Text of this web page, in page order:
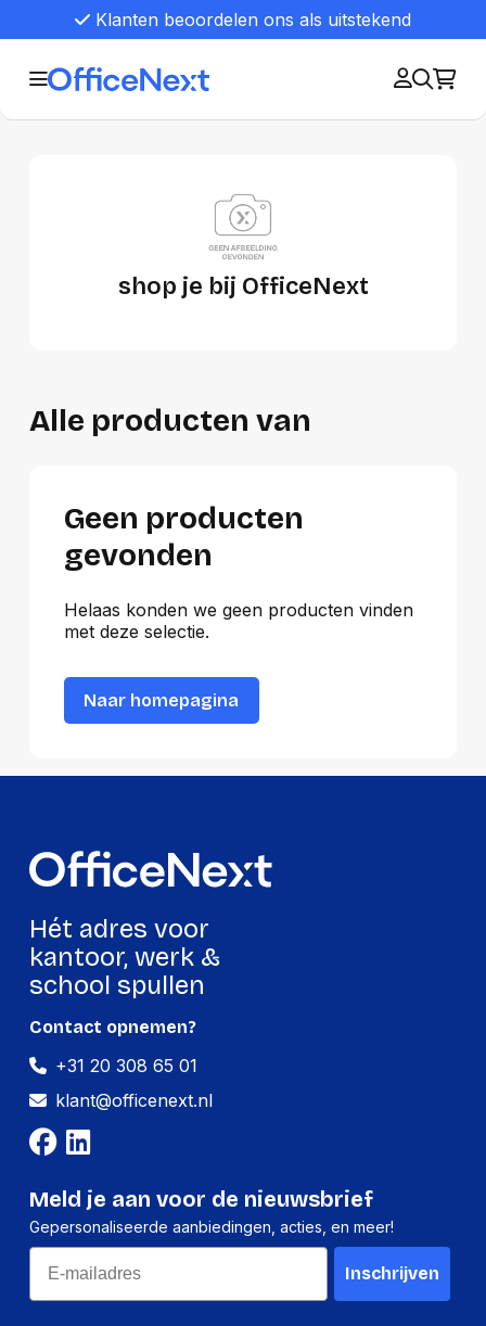
Klanten beoordelen ons als uitstekend
shop je bij OfficeNext
Alle producten van
Geen producten
gevonden
Helaas konden we geen producten vinden
met deze selectie.
Naar homepagina
Hét adres voor
kantoor, werk &
school spullen
Contact opnemen?
+31 20 308 65 01
klant@officenext.nl
Meld je aan voor de nieuwsbrief
Gepersonaliseerde aanbiedingen, acties, en meer!
Email
Inschrijven